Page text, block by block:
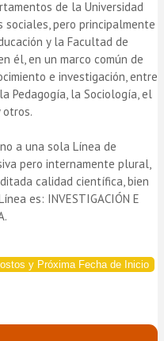
de la Universidad
pero principalmente
y la Facultad de
él, en un marco común de
e investigación, entre
Pedagogía, la Sociología, el
otros.
a una sola Línea de
pero internamente plural,
calidad científica, bien
es: INVESTIGACIÓN E
y Próxima Fecha de Inicio